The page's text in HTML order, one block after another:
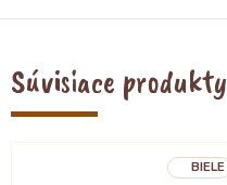
Súvisiace produkty
BIELE